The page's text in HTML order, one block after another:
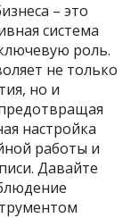
– это
система
роль.
не только
но и
настройка
работы и
Давайте